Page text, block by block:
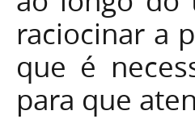
raciocinar a
que é
para que